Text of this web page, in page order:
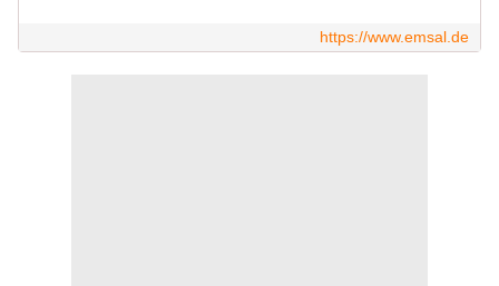
https://www.emsal.de